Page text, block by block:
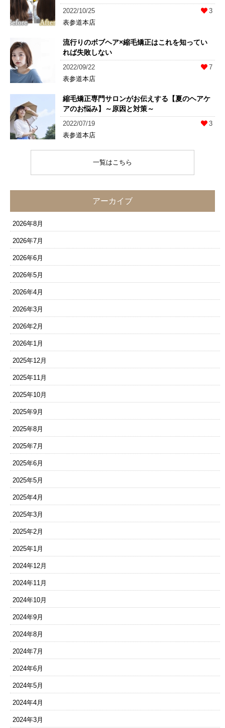
2022/10/25
3
表参道本店
流行りのボブヘア×縮毛矯正はこれを知ってい
れば失敗しない
2022/09/22
7
表参道本店
縮毛矯正専門サロンがお伝えする【夏のヘアケ
アのお悩み】～原因と対策～
2022/07/19
3
表参道本店
一覧はこちら
アーカイブ
2026年8月
2026年7月
2026年6月
2026年5月
2026年4月
2026年3月
2026年2月
2026年1月
2025年12月
2025年11月
2025年10月
2025年9月
2025年8月
2025年7月
2025年6月
2025年5月
2025年4月
2025年3月
2025年2月
2025年1月
2024年12月
2024年11月
2024年10月
2024年9月
2024年8月
2024年7月
2024年6月
2024年5月
2024年4月
2024年3月